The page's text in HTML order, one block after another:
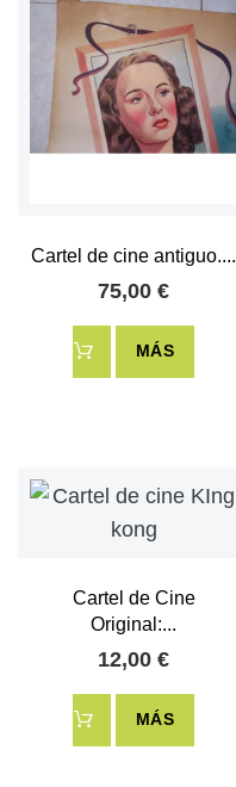
Cartel de cine antiguo....
75,00 €
MÁS
Cartel de Cine
Original:...
12,00 €
MÁS